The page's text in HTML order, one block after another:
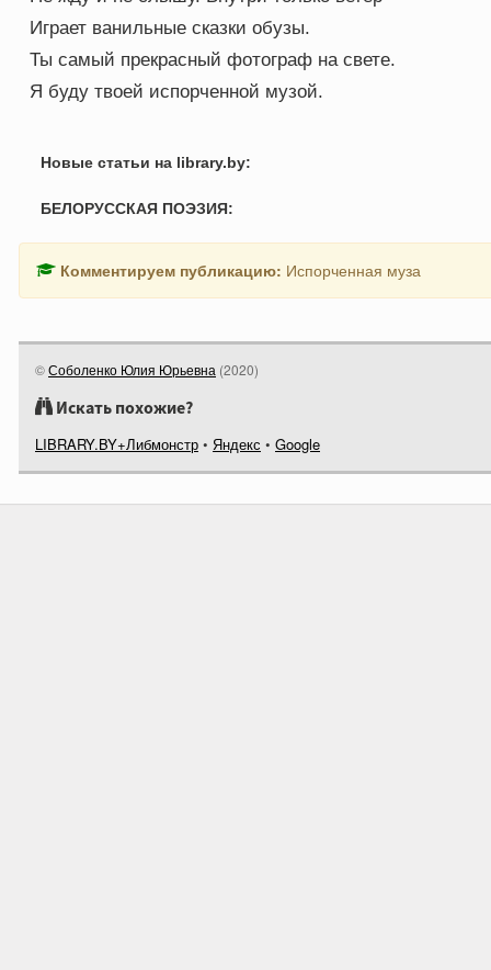
Играет ванильные сказки обузы.
Ты самый прекрасный фотограф на свете.
Я буду твоей испорченной музой.
Новые статьи на library.by:
БЕЛОРУССКАЯ ПОЭЗИЯ:
Комментируем публикацию: Испорченная муза
©Соболенко Юлия Юрьевна (2020)
Искать похожие?
LIBRARY.BY+Либмонстр • Яндекс • Google